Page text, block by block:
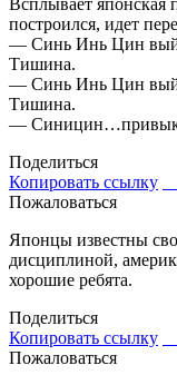
Всплывает японская
построился, идет
— Синь Инь Цин
Тишина.
— Синь Инь Цин
Тишина.
—
Поделиться
Копировать ссылку
Пожаловаться
Японцы известны
дисциплиной,
хорошие ребята.
Поделиться
Копировать ссылку
Пожаловаться